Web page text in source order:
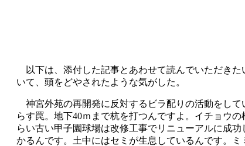
以下は、添付した記事とあわせて読んでいただきた
いて、頭をどやされたような気がした。
神宮外苑の再開発に反対するビラ配りの活動をし
らす罠。地下40ｍまで杭を打つんですよ。イチョウ
らい古い甲子園球場は改修工事でリニューアルに成
かるんです。土中にはセミが生息しているんです。